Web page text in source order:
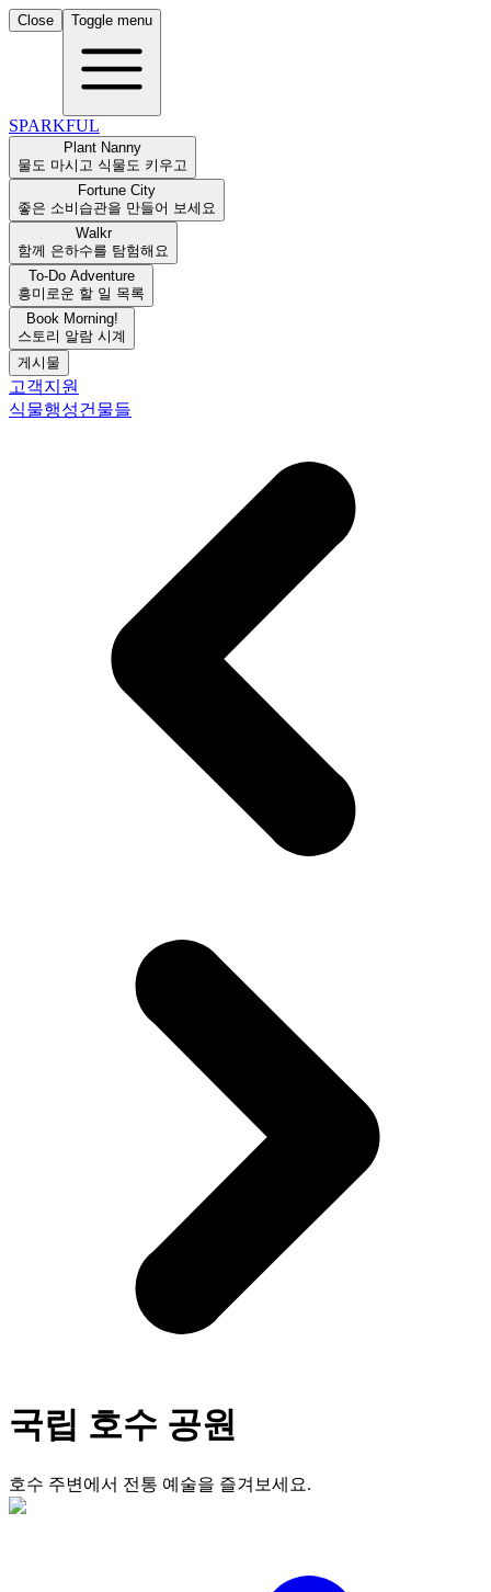
Close Toggle menu
SPARKFUL
Plant Nanny
물도 마시고 식물도 키우고
Fortune City
좋은 소비습관을 만들어 보세요
Walkr
함께 은하수를 탐험해요
To-Do Adventure
흥미로운 할 일 목록
Book Morning!
스토리 알람 시계
게시물
고객지원
식물행성건물들
국립 호수 공원
호수 주변에서 전통 예술을 즐겨보세요.